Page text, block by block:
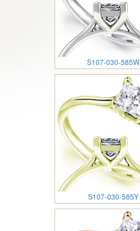
S107-030-585W
S107-030-585Y